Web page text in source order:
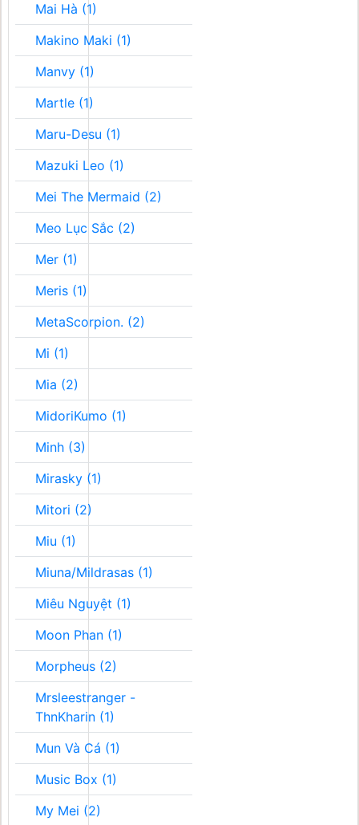
Mai Hà (1)
Makino Maki (1)
Manvy (1)
Martle (1)
Maru-Desu (1)
Mazuki Leo (1)
Mei The Mermaid (2)
Meo Lục Sắc (2)
Mer (1)
Meris (1)
MetaScorpion. (2)
Mi (1)
Mia (2)
MidoriKumo (1)
Minh (3)
Mirasky (1)
Mitori (2)
Miu (1)
Miuna/Mildrasas (1)
Miêu Nguyệt (1)
Moon Phan (1)
Morpheus (2)
Mrsleestranger -
ThnKharin (1)
Mun Và Cá (1)
Music Box (1)
My Mei (2)